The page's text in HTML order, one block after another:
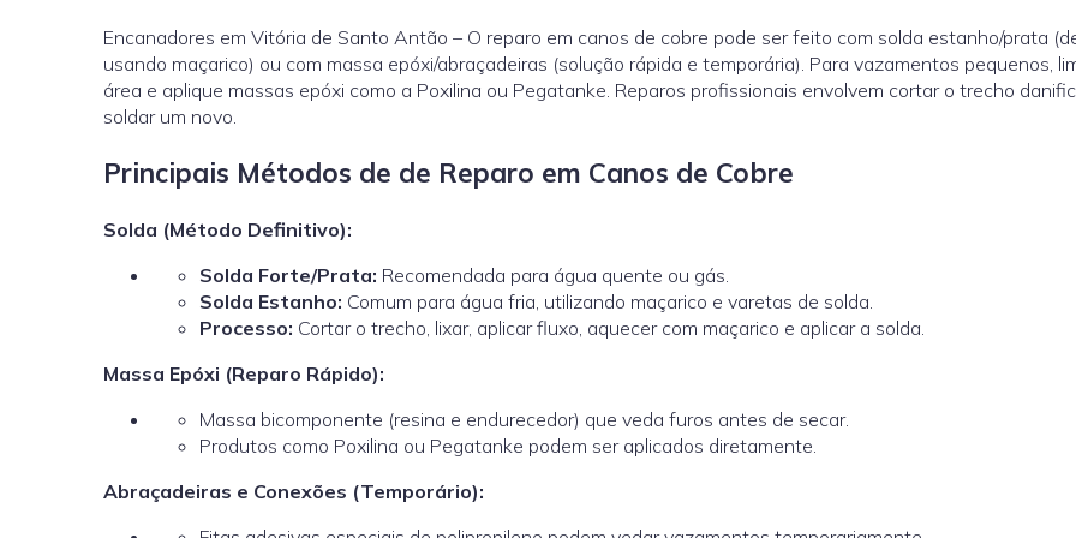
Encanadores em Vitória de Santo Antão – O reparo em canos de cobre pode ser feito com solda estanho/prata
usando maçarico) ou com massa epóxi/abraçadeiras (solução rápida e temporária). Para vazamentos pequenos,
área e aplique massas epóxi como a Poxilina ou Pegatanke. Reparos profissionais envolvem cortar o trecho
soldar um novo.
Principais Métodos de de Reparo em Canos de Cobre
Solda (Método Definitivo):
Solda Forte/Prata: Recomendada para água quente ou gás.
Solda Estanho: Comum para água fria, utilizando maçarico e varetas de solda.
Processo: Cortar o trecho, lixar, aplicar fluxo, aquecer com maçarico e aplicar a solda.
Massa Epóxi (Reparo Rápido):
Massa bicomponente (resina e endurecedor) que veda furos antes de secar.
Produtos como Poxilina ou Pegatanke podem ser aplicados diretamente.
Abraçadeiras e Conexões (Temporário):